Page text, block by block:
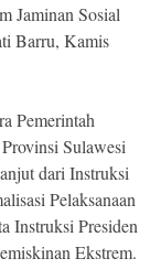
Jaminan Sosial
Barru, Kamis
Pemerintah
Sulawesi
dari Instruksi
Pelaksanaan
Instruksi Presiden
Ekstrem.